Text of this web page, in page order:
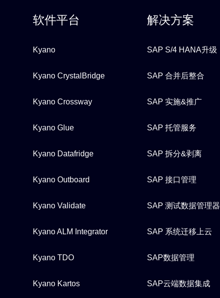
软件平台
Kyano
Kyano CrystalBridge
Kyano Crossway
Kyano Glue
Kyano Datafridge
Kyano Outboard
Kyano Validate
Kyano ALM Integrator
Kyano TDO
Kyano Kartos
解决方案
SAP S/4 HANA升级
SAP 合并后整合
SAP 实施&推广
SAP 托管服务
SAP 拆分&剥离
SAP 接口管理
SAP 测试数据管理器
SAP 系统迁移上云
SAP数据管理
SAP云端数据集成